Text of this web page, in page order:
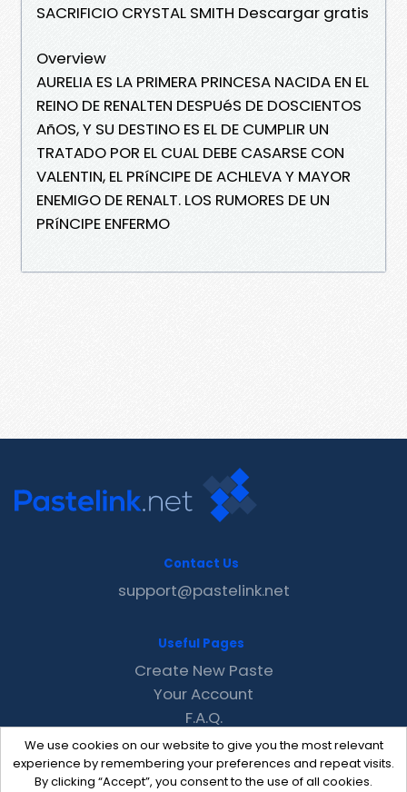
SACRIFICIO CRYSTAL SMITH Descargar gratis
Overview
AURELIA ES LA PRIMERA PRINCESA NACIDA EN EL
REINO DE RENALTEN DESPUéS DE DOSCIENTOS
AñOS, Y SU DESTINO ES EL DE CUMPLIR UN
TRATADO POR EL CUAL DEBE CASARSE CON
VALENTIN, EL PRíNCIPE DE ACHLEVA Y MAYOR
ENEMIGO DE RENALT. LOS RUMORES DE UN
PRíNCIPE ENFERMO
We use cookies on our website to give you the most relevant
experience by remembering your preferences and repeat visits.
By clicking “Accept”, you consent to the use of all cookies.
Contact Us
support@pastelink.net
Useful Pages
Create New Paste
Your Account
F.A.Q.
Recent
Contact